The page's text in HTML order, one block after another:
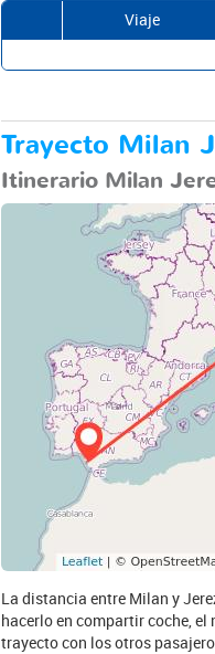
Viaje
Trayecto Milan
Itinerario Milan
La distancia entre Milan y
hacerlo en compartir coche,
trayecto con los otros